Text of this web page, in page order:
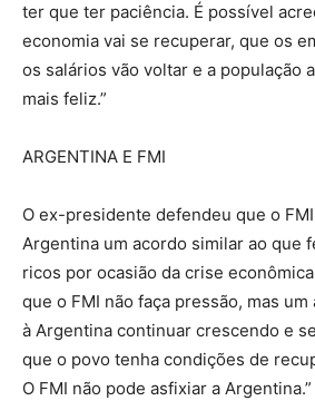
ter que ter paciência. É possível
economia vai se recuperar, que os
os salários vão voltar e a população
mais feliz.”
ARGENTINA E FMI
O ex-presidente defendeu que o
Argentina um acordo similar ao que
ricos por ocasião da crise
que o FMI não faça pressão, mas
à Argentina continuar crescendo e
que o povo tenha condições de
O FMI não pode asfixiar a Argentina.”